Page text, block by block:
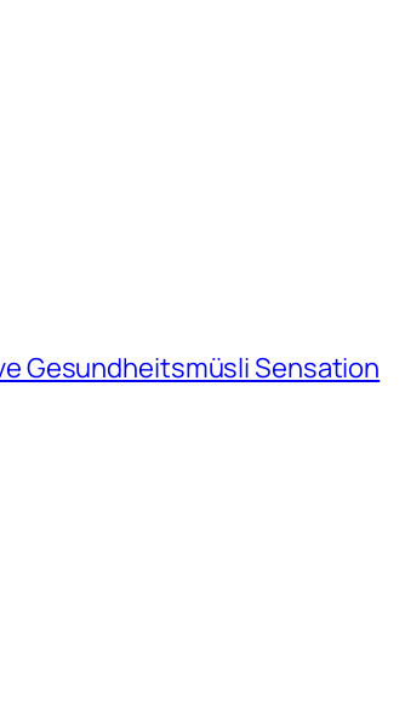
Gesundheitsmüsli Sensation